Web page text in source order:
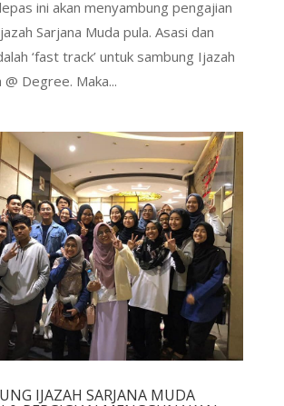
ini akan menyambung pengajian
Sarjana Muda pula. Asasi dan
‘fast track’ untuk sambung Ijazah
Degree. Maka...
IJAZAH SARJANA MUDA